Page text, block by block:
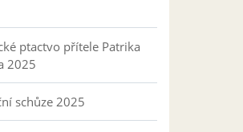
ptactvo přítele Patrika
2025
schůze 2025